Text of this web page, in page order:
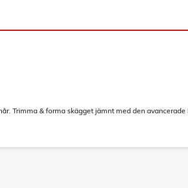
Trimma & forma skägget jämnt med den